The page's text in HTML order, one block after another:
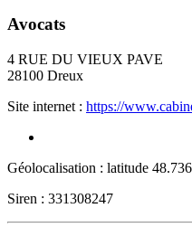
Avocats
4 RUE DU VIEUX PAVE
28100 Dreux
Site internet : https://
Géolocalisation : latitude
Siren : 331308247